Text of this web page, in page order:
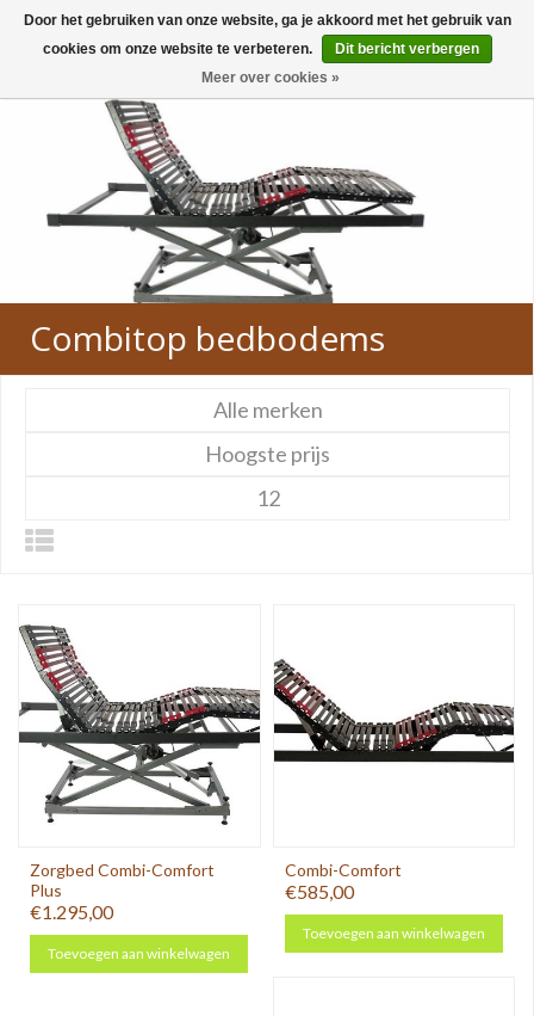
0
Combitop bedbodems
Alle merken
Hoogste prijs
12
Zorgbed Combi-Comfort
Plus
€1.295,00
Toevoegen aan winkelwagen
Combi-Comfort
€585,00
Toevoegen aan winkelwagen
Door het gebruiken van onze website, ga je akkoord met het gebruik van
cookies om onze website te verbeteren.
Dit bericht verbergen
Meer over cookies »